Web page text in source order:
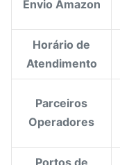
Envio Amazon
Horário de
Atendimento
Parceiros
Operadores
Portos de